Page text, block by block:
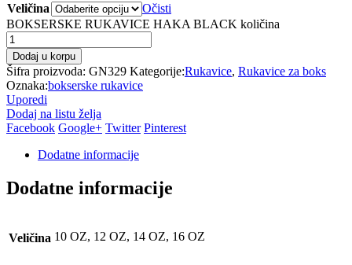
Veličina
Očisti
BOKSERSKE RUKAVICE HAKA BLACK količina
Dodaj u korpu
Šifra proizvoda: GN329 Kategorije:Rukavice, Rukavice za boks
Oznaka:bokserske rukavice
Uporedi
Dodaj na listu želja
Facebook Google+ Twitter Pinterest
Dodatne informacije
Dodatne informacije
Veličina 10 OZ, 12 OZ, 14 OZ, 16 OZ